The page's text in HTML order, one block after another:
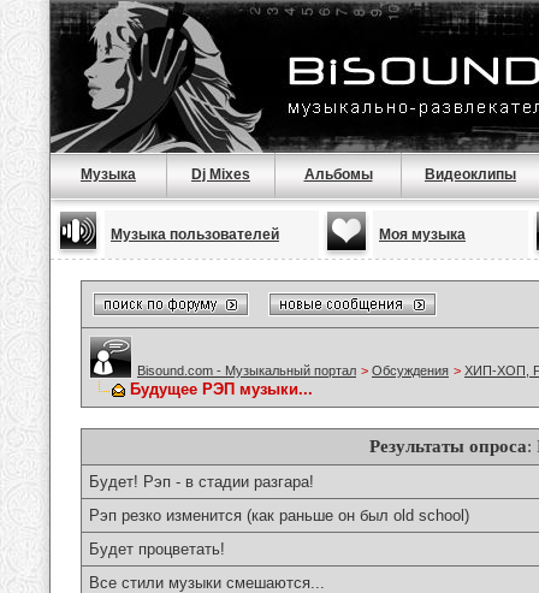
Музыка Dj Mixes Альбомы Видеоклипы
Музыка пользователей Моя музыка
Bisound.com - Музыкальный портал > Обсуждения > ХИП-ХОП,
Будущее РЭП музыки...
Результаты опроса:
Будет! Рэп - в стадии разгара!
Рэп резко изменится (как раньше он был old school)
Будет процветать!
Все стили музыки смешаются...